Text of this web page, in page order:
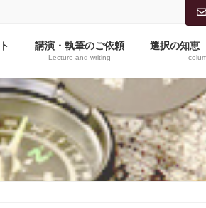
講演・執筆のご依頼
Lecture and writing
選択の知恵